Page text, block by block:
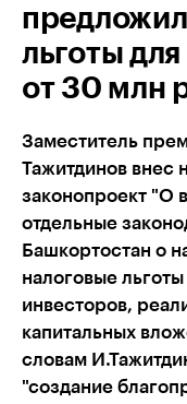
льготы
от 30 млн
Заместитель
Тажитдинов внес
законопроект "О
отдельные
Башкортостан о
налоговые
инвесторов,
капитальных
словам
"создание